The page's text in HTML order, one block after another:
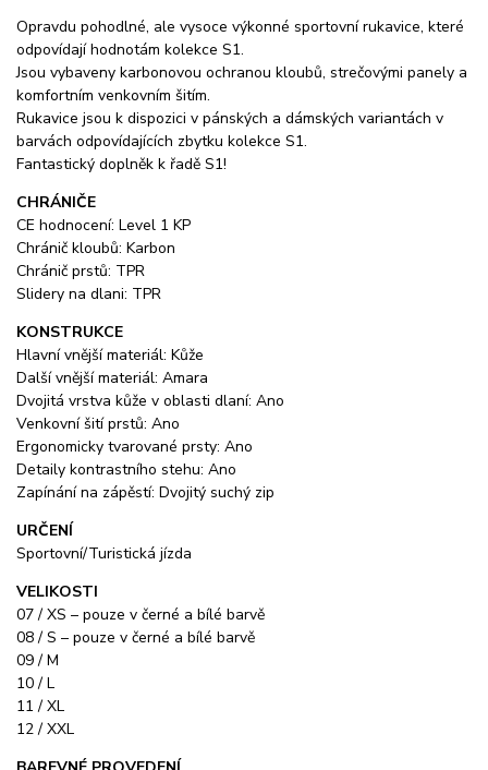
Opravdu pohodlné, ale vysoce výkonné sportovní rukavice, které
odpovídají hodnotám kolekce S1.
Jsou vybaveny karbonovou ochranou kloubů, strečovými panely a
komfortním venkovním šitím.
Rukavice jsou k dispozici v pánských a dámských variantách v
barvách odpovídajících zbytku kolekce S1.
Fantastický doplněk k řadě S1!
CHRÁNIČE
CE hodnocení: Level 1 KP
Chránič kloubů: Karbon
Chránič prstů: TPR
Slidery na dlani: TPR
KONSTRUKCE
Hlavní vnější materiál: Kůže
Další vnější materiál: Amara
Dvojitá vrstva kůže v oblasti dlaní: Ano
Venkovní šití prstů: Ano
Ergonomicky tvarované prsty: Ano
Detaily kontrastního stehu: Ano
Zapínání na zápěstí: Dvojitý suchý zip
URČENÍ
Sportovní/Turistická jízda
VELIKOSTI
07 / XS – pouze v černé a bílé barvě
08 / S – pouze v černé a bílé barvě
09 / M
10 / L
11 / XL
12 / XXL